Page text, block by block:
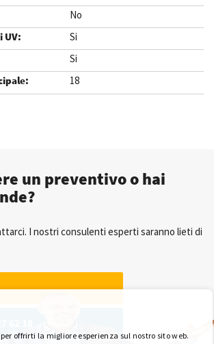
No
Si
Si
18
un preventivo o hai
I nostri consulenti esperti saranno lieti di
62 18
offrirti la migliore esperienza sul nostro sito web.